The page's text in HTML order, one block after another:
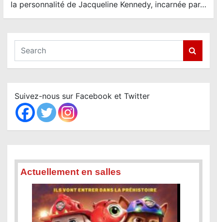
la personnalité de Jacqueline Kennedy, incarnée par…
a
c
h
Suivez-nous sur Facebook et Twitter
Actuellement en salles